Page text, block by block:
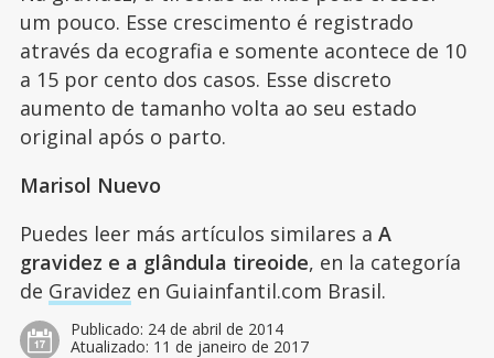
um pouco. Esse crescimento é registrado
através da ecografia e somente acontece de 10
a 15 por cento dos casos. Esse discreto
aumento de tamanho volta ao seu estado
original após o parto.
Marisol Nuevo
Puedes leer más artículos similares a A
gravidez e a glândula tireoide, en la categoría
de Gravidez en Guiainfantil.com Brasil.
Publicado: 24 de abril de 2014
Atualizado: 11 de janeiro de 2017